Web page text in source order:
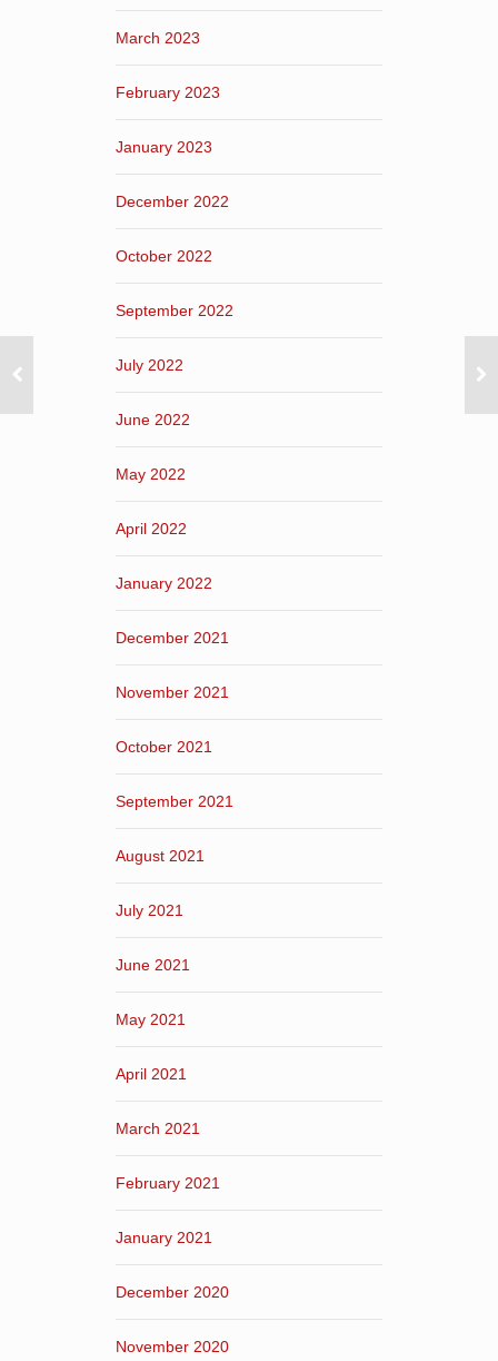
March 2023
February 2023
January 2023
December 2022
October 2022
September 2022
July 2022
June 2022
May 2022
April 2022
January 2022
December 2021
November 2021
October 2021
September 2021
August 2021
July 2021
June 2021
May 2021
April 2021
March 2021
February 2021
January 2021
December 2020
November 2020